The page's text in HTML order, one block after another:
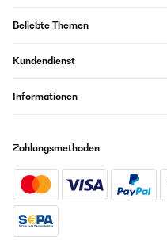
Beliebte Themen
Kundendienst
Informationen
Zahlungsmethoden